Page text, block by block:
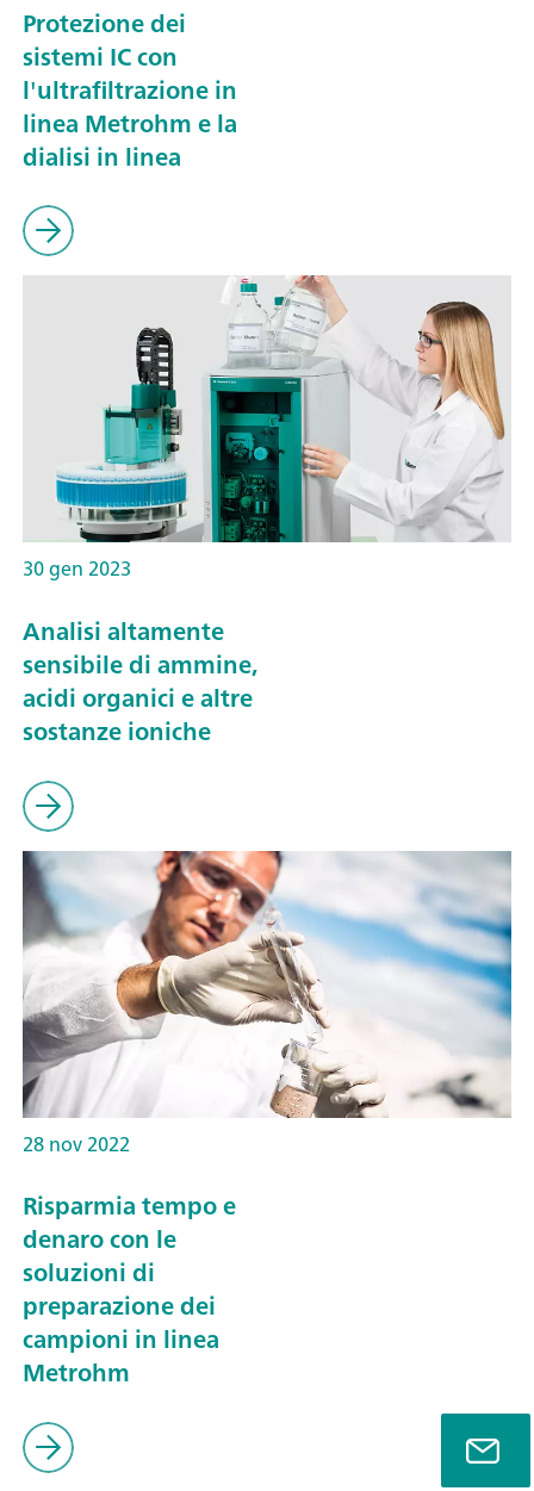
Protezione dei
sistemi IC con
l'ultrafiltrazione in
linea Metrohm e la
dialisi in linea
30 gen 2023
Analisi altamente
sensibile di ammine,
acidi organici e altre
sostanze ioniche
28 nov 2022
Risparmia tempo e
denaro con le
soluzioni di
preparazione dei
campioni in linea
Metrohm